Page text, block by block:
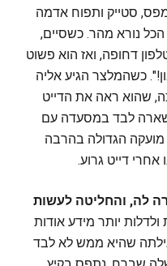
סטייק ותפוח אדמה
נורא מהר. כשסיים,
דחופה, ואז הוא פשוט
כשהמלצר הגיע אליה
שהוא ראה את הדייט
לבד במסעדה עם
הגדולה בהרבה
דייט גרוע.
לה, והחליטה לעשות
ולדלות יותר מידע אודות
שהיא ממש לא לבד